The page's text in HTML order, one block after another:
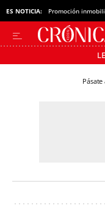
ES NOTICIA: Promoción
Pásate